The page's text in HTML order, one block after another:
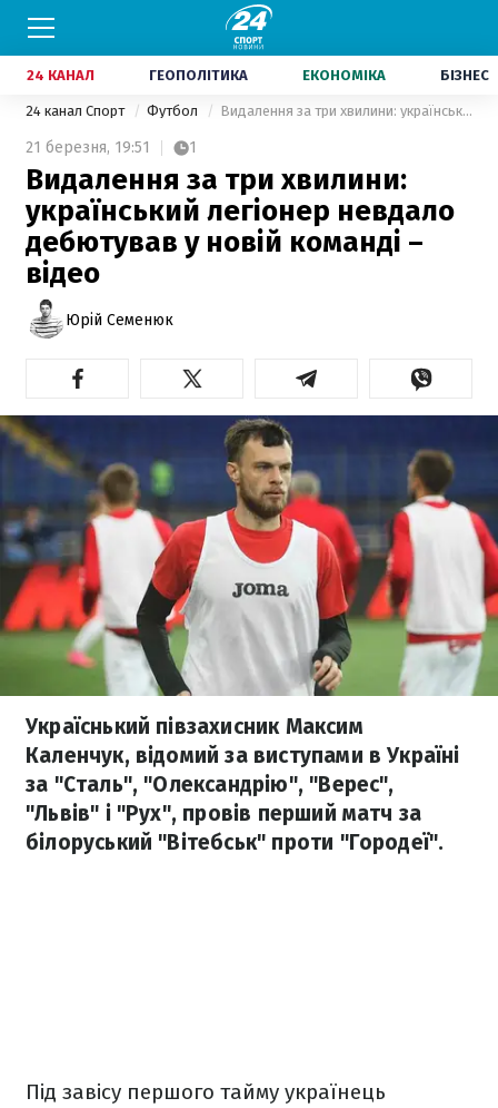
24 КАНАЛ ГЕОПОЛІТИКА ЕКОНОМІКА БІЗНЕС
24 канал Спорт Футбол Видалення за три хвилини: український легіонер невдало дебютував у новій команді – відео
21 березня, 19:51 1
Видалення за три хвилини:
український легіонер невдало
дебютував у новій команді –
відео
Юрій Семенюк
Україснький півзахисник Максим
Каленчук, відомий за виступами в Україні
за "Сталь", "Олександрію", "Верес",
"Львів" і "Рух", провів перший матч за
білоруський "Вітебськ" проти "Городеї".
Під завісу першого тайму українець